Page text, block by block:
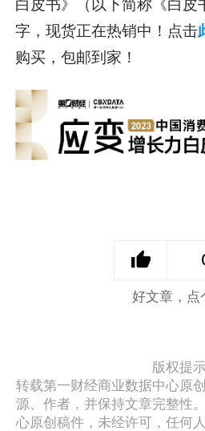
白皮书》（以下简称《白
字，现货正在热销中！点击
购买，包邮到家！
好文章，点
版权提示
转载第一财经商业数据中心原
源、作者，并保持文章完整性
心原创稿件，未经许可，任何